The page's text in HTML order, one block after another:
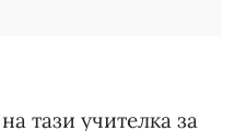
тази учителка за